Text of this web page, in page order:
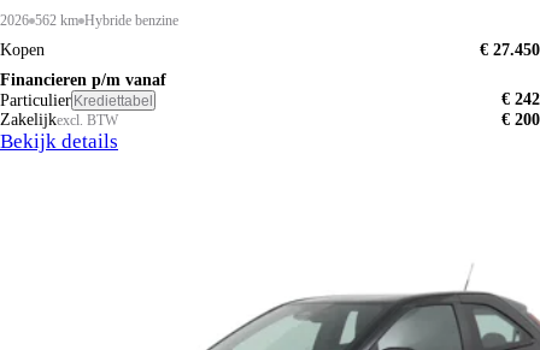
2026 562 km Hybride benzine
Kopen
€ 27.450
Financieren p/m vanaf
Particulier Krediettabel
€ 242
Zakelijkexcl. BTW € 200
Bekijk details